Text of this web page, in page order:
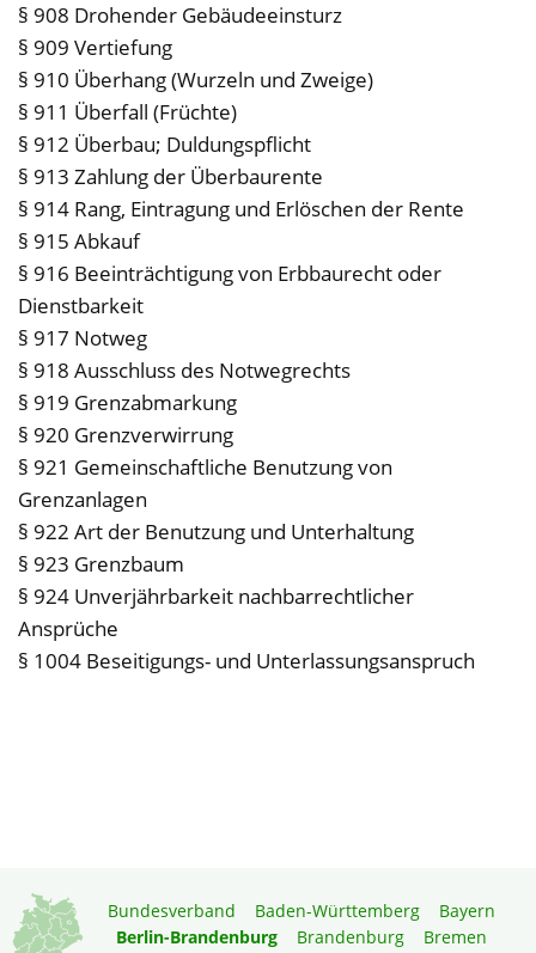
§ 908 Drohender Gebäudeeinsturz
§ 909 Vertiefung
§ 910 Überhang (Wurzeln und Zweige)
§ 911 Überfall (Früchte)
§ 912 Überbau; Duldungspflicht
§ 913 Zahlung der Überbaurente
§ 914 Rang, Eintragung und Erlöschen der Rente
§ 915 Abkauf
§ 916 Beeinträchtigung von Erbbaurecht oder
Dienstbarkeit
§ 917 Notweg
§ 918 Ausschluss des Notwegrechts
§ 919 Grenzabmarkung
§ 920 Grenzverwirrung
§ 921 Gemeinschaftliche Benutzung von
Grenzanlagen
§ 922 Art der Benutzung und Unterhaltung
§ 923 Grenzbaum
§ 924 Unverjährbarkeit nachbarrechtlicher
Ansprüche
§ 1004 Beseitigungs- und Unterlassungsanspruch
Bundesverband Baden-Württemberg
Bayern
Berlin-Brandenburg
Brandenburg
Bremen